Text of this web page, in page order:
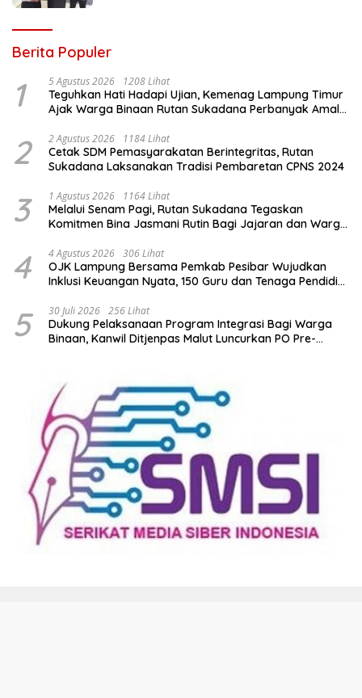
Berita Populer
1 5 Agustus 2026 1208 Lihat
Teguhkan Hati Hadapi Ujian, Kemenag Lampung Timur
Ajak Warga Binaan Rutan Sukadana Perbanyak Amal
2 2 Agustus 2026 1184 Lihat
Cetak SDM Pemasyarakatan Berintegritas, Rutan
Sukadana Laksanakan Tradisi Pembaretan CPNS 2024
3 1 Agustus 2026 1164 Lihat
Melalui Senam Pagi, Rutan Sukadana Tegaskan
Komitmen Bina Jasmani Rutin Bagi Jajaran dan Warga
4 4 Agustus 2026 306 Lihat
OJK Lampung Bersama Pemkab Pesibar Wujudkan
Inklusi Keuangan Nyata, 150 Guru dan Tenaga Pendidik
5 30 Juli 2026 256 Lihat
Dukung Pelaksanaan Program Integrasi Bagi Warga
Binaan, Kanwil Ditjenpas Malut Luncurkan PO Pre-